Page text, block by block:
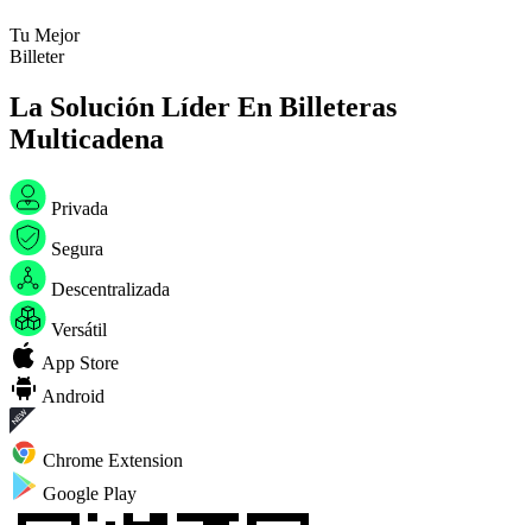
Tu Mejor
Billetera
La Solución Líder En Billeteras
Multicadena
Privada
Segura
Descentralizada
Versátil
App Store
Android
Chrome Extension
Google Play